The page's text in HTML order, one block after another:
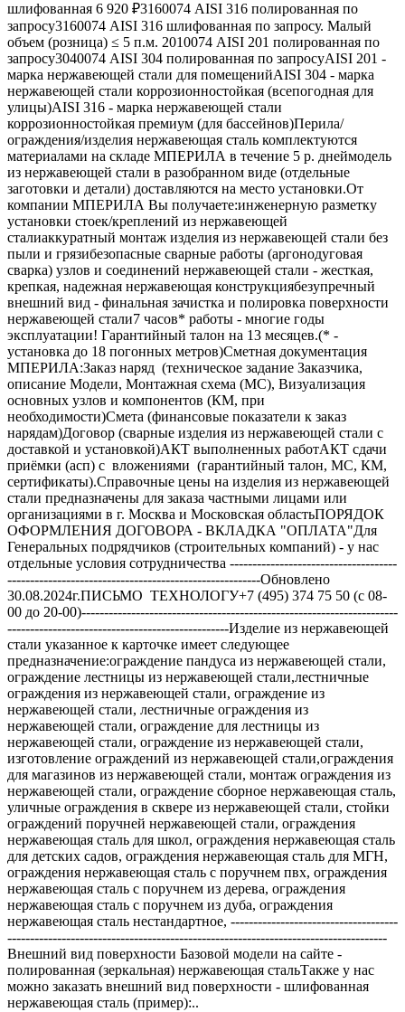
шлифованная 6 920 ₽3160074 AISI 316 полированная по
запросу3160074 AISI 316 шлифованная по запросу. Малый
объем (розница) ≤ 5 п.м. 2010074 AISI 201 полированная по
запросу3040074 AISI 304 полированная по запросуAISI 201 -
марка нержавеющей стали для помещенийAISI 304 - марка
нержавеющей стали коррозионностойкая (всепогодная для
улицы)AISI 316 - марка нержавеющей стали
коррозионностойкая премиум (для бассейнов)Перила/
ограждения/изделия нержавеющая сталь комплектуются
материалами на складе МПЕРИЛА в течение 5 р. днеймодель
из нержавеющей стали в разобранном виде (отдельные
заготовки и детали) доставляются на место установки.От
компании МПЕРИЛА Вы получаете:инженерную разметку
установки стоек/креплений из нержавеющей
сталиаккуратный монтаж изделия из нержавеющей стали без
пыли и грязибезопасные сварные работы (аргонодуговая
сварка) узлов и соединений нержавеющей стали - жесткая,
крепкая, надежная нержавеющая конструкциябезупречный
внешний вид - финальная зачистка и полировка поверхности
нержавеющей стали7 часов* работы - многие годы
эксплуатации! Гарантийный талон на 13 месяцев.(* -
установка до 18 погонных метров)Сметная документация
МПЕРИЛА:Заказ наряд (техническое задание Заказчика,
описание Модели, Монтажная схема (МС), Визуализация
основных узлов и компонентов (КМ, при
необходимости)Смета (финансовые показатели к заказ
нарядам)Договор (сварные изделия из нержавеющей стали с
доставкой и установкой)АКТ выполненных работАКТ сдачи
приёмки (асп) с вложениями (гарантийный талон, МС, КМ,
сертификаты).Справочные цены на изделия из нержавеющей
стали предназначены для заказа частными лицами или
организациями в г. Москва и Московская областьПОРЯДОК
ОФОРМЛЕНИЯ ДОГОВОРА - ВКЛАДКА "ОПЛАТА"Для
Генеральных подрядчиков (строительных компаний) - у нас
отдельные условия сотрудничества -------------------------------------
--------------------------------------------------------Обновлено
30.08.2024г.ПИСЬМО ТЕХНОЛОГУ+7 (495) 374 75 50 (с 08-
00 до 20-00)----------------------------------------------------------------------
-------------------------------------------------Изделие из нержавеющей
стали указанное к карточке имеет следующее
предназначение:ограждение пандуса из нержавеющей стали,
ограждение лестницы из нержавеющей стали,лестничные
ограждения из нержавеющей стали, ограждение из
нержавеющей стали, лестничные ограждения из
нержавеющей стали, ограждение для лестницы из
нержавеющей стали, ограждение из нержавеющей стали,
изготовление ограждений из нержавеющей стали,ограждения
для магазинов из нержавеющей стали, монтаж ограждения из
нержавеющей стали, ограждение сборное нержавеющая сталь,
уличные ограждения в сквере из нержавеющей стали, стойки
ограждений поручней нержавеющей стали, ограждения
нержавеющая сталь для школ, ограждения нержавеющая сталь
для детских садов, ограждения нержавеющая сталь для МГН,
ограждения нержавеющая сталь с поручнем пвх, ограждения
нержавеющая сталь с поручнем из дерева, ограждения
нержавеющая сталь с поручнем из дуба, ограждения
нержавеющая сталь нестандартное, -------------------------------------
------------------------------------------------------------------------------------
Внешний вид поверхности Базовой модели на сайте -
полированная (зеркальная) нержавеющая стальТакже у нас
можно заказать внешний вид поверхности - шлифованная
нержавеющая сталь (пример):..